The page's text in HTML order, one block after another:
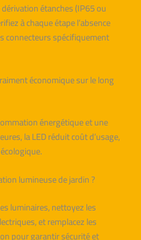
étanches (IP65 ou
à chaque étape l’absence
connecteurs spécifiquement
économique sur le long
énergétique et une
la LED réduit coût d’usage,
lumineuse de jardin ?
luminaires, nettoyez les
et remplacez les
pour garantir sécurité et